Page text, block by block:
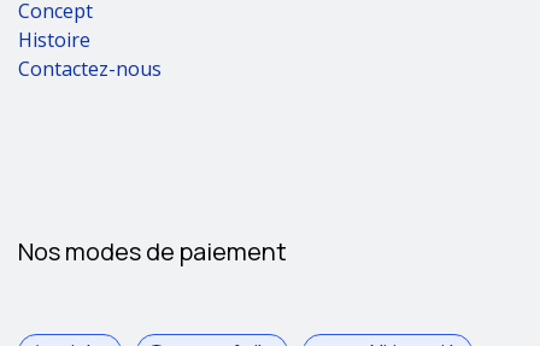
Concept
Histoire
Contactez-nous
Nos modes de paiement